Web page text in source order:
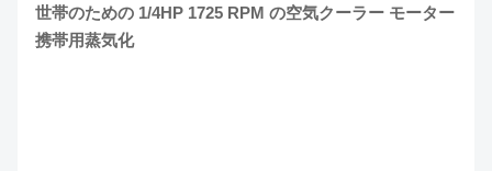
世帯のための 1/4HP 1725 RPM の空気クーラー モーター
携帯用蒸気化